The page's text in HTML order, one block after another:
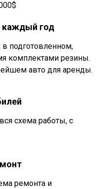
каждый год
подготовленном,
комплектами резины.
авто для аренды.
схема работы, с
ремонта и